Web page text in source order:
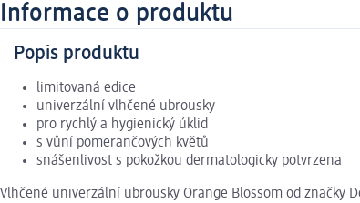
Informace o produktu
Popis produktu
limitovaná edice
univerzální vlhčené ubrousky
pro rychlý a hygienický úklid
s vůní pomerančových květů
snášenlivost s pokožkou dermatologicky potvrzena
Vlhčené univerzální ubrousky Orange Blossom od